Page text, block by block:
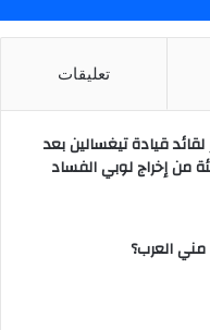
تعليقات
لقائد قيادة تيغسالين بعد
من إخراج لوبي الفساد
العرب؟